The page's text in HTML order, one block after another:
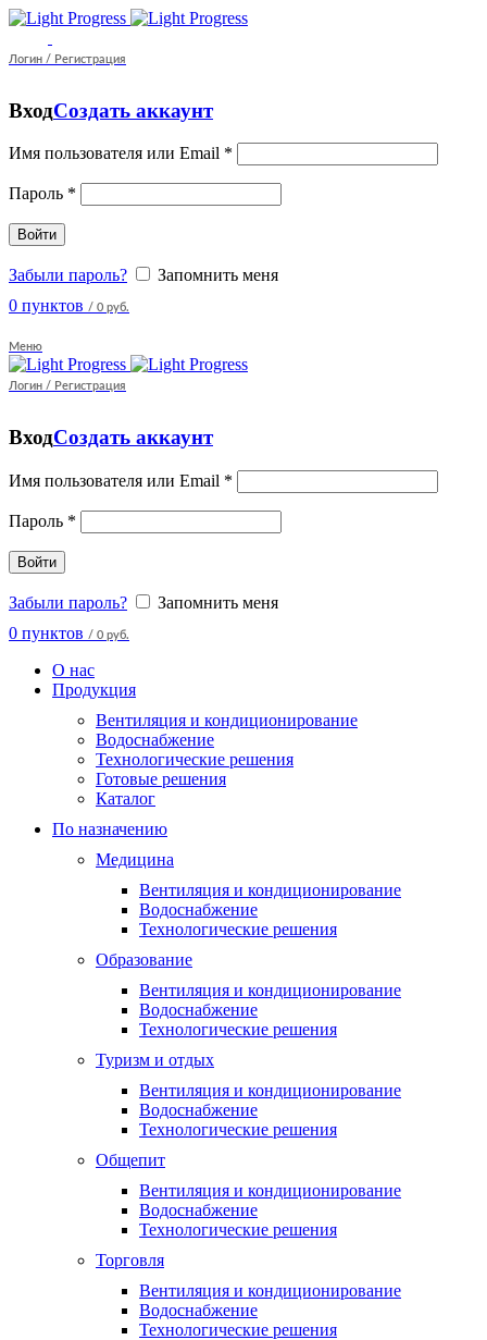
Логин / Регистрация
ВходСоздать аккаунт
Имя пользователя или Email *
Пароль *
Войти
Забыли пароль?
Запомнить меня
0 пунктов / 0 руб.
Меню
Логин / Регистрация
ВходСоздать аккаунт
Имя пользователя или Email *
Пароль *
Войти
Забыли пароль?
Запомнить меня
0 пунктов / 0 руб.
О нас
Продукция
Вентиляция и кондиционирование
Водоснабжение
Технологические решения
Готовые решения
Каталог
По назначению
Медицина
Вентиляция и кондиционирование
Водоснабжение
Технологические решения
Образование
Вентиляция и кондиционирование
Водоснабжение
Технологические решения
Туризм и отдых
Вентиляция и кондиционирование
Водоснабжение
Технологические решения
Общепит
Вентиляция и кондиционирование
Водоснабжение
Технологические решения
Торговля
Вентиляция и кондиционирование
Водоснабжение
Технологические решения